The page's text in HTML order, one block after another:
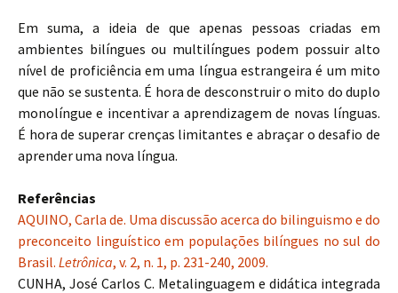
Em suma, a ideia de que apenas pessoas criadas em
ambientes bilíngues ou multilíngues podem possuir alto
nível de proficiência em uma língua estrangeira é um mito
que não se sustenta. É hora de desconstruir o mito do duplo
monolíngue e incentivar a aprendizagem de novas línguas.
É hora de superar crenças limitantes e abraçar o desafio de
aprender uma nova língua.
Referências
AQUINO, Carla de. Uma discussão acerca do bilinguismo e do
preconceito linguístico em populações bilíngues no sul do
Brasil. Letrônica, v. 2, n. 1, p. 231-240, 2009.
CUNHA, José Carlos C. Metalinguagem e didática integrada